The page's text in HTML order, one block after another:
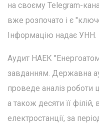
на своєму Telegram-
вже розпочато і є
Інформацію надає УНН.
Аудит НАЕК
завданням. Державна
проведе аналіз роботи
а також десяти її
електростанції, за